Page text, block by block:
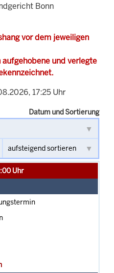
Bonn
vor dem jeweiligen
und verlegte
17:25 Uhr
Datum und Sortierung
Uhr